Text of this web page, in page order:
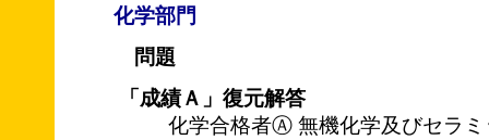
化学部門
問題
「成績Ａ」復元解答
化学合格者Ⓐ 無機化学及びセラミ